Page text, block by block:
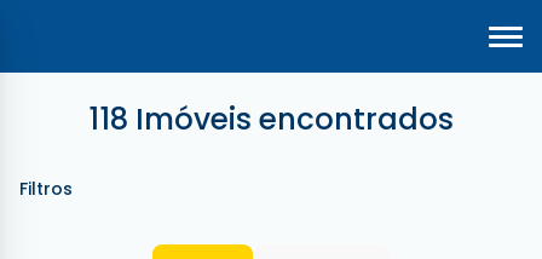
118 Imóveis encontrados